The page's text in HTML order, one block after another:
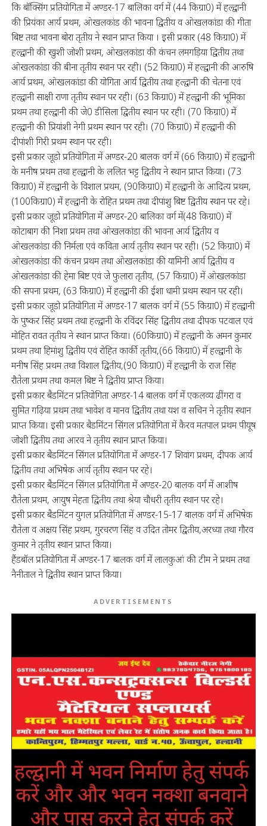
कि बॉक्सिंग प्रतियोगिता में अण्डर-17 बालिका वर्ग में (44 किग्रा0) में हल्द्वानी
की प्रियंका आर्य प्रथम, ओखलकांड की भावना द्वितीय व ओखलकांडा की गीता
बिष्ट तथा भावना बोरा तृतीय ने स्थान प्राप्त किया । इसी प्रकार (48 किग्रा0) में
हल्द्वानी की खुशी जोशी प्रथम, ओखलकांडा की कंचन लमगड़िया द्वितीय तथा
ओखलकांडा की बीना तृतीय स्थान पर रही। (52 किग्रा0) में हल्द्वानी की आरुषि
आर्य प्रथम, ओखलकांडा की योगिता आर्य द्वितीय तथा हल्द्वानी की चेतना एवं
हल्द्वानी साक्षी राणा तृतीय स्थान पर रही। (63 किग्रा0) में हल्द्वानी की भूमिका
प्रथम तथा हल्द्वानी की जे0 डीसिला द्वितीय स्थान पर रही। (70 किग्रा0) में
हल्द्वानी की प्रियांशी नेगी प्रथम स्थान पर रही। (70 किग्रा0) में हल्द्वानी की
दीपांशी गिरी प्रथम स्थान पर रही।
इसी प्रकार जूडो प्रतियोगिता में अण्डर-20 बालक वर्ग में (66 किग्रा0) में हल्द्वानी
के मनीष प्रथम तथा हल्द्वानी के ललित भट्ट द्वितीय ने स्थान प्राप्त किया। (73
किग्रा0) में हल्द्वानी के विशाल प्रथम, (90किग्रा0) में हल्द्वानी के आदित्य प्रथम,
(100किग्रा0) में हल्द्वानी के रोहित प्रथम तथा दीपांशु बिष्ट द्वितीय स्थान पर रहे।
इसी प्रकार जूडो प्रतियोगिता में अण्डर-20 बालिका वर्ग में(48 किग्रा0) में
कोटाबाग की निशा प्रथम तथा ओखलकांडा की भावना आर्य द्वितीय व
ओखलकांडा की निर्मला एवं कविता आर्य तृतीय स्थान पर रही। (52 किग्रा0) में
ओखलकांडा की कंचन प्रथम तथा ओखलकांडा की यामिनी आर्य द्वितीय व
ओखलकांडा की हेमा बिष्ट एवं जे फुलारा तृतीय, (57 किग्रा0) में ओखलकांडा
की सपना प्रथम, (63 किग्रा0) में हल्द्वानी की ईशा धामी प्रथम स्थान पर रही।
इसी प्रकार जूडो प्रतियोगिता में अण्डर-17 बालक वर्ग में (55 किग्रा0) में हल्द्वानी
के पुष्कर सिंह प्रथम तथा हल्द्वानी के रविंदर सिंह द्वितीय तथा दीपक पटवाल एवं
मोहित रावत तृतीय ने स्थान प्राप्त किया। (60किग्रा0) में हल्द्वानी के अमन कुमार
प्रथम तथा हिमांशु द्वितीय एवं रोहित कार्की तृतीय,(66 किग्रा0) में हल्द्वानी के
मनीष सिंह प्रथम तथा विशाल द्वितीय,(90 किग्रा0) में हल्द्वानी के राज सिंह
रौतेला प्रथम तथा कमल बिष्ट ने द्वितीय प्राप्त किया।
इसी प्रकार बैडमिंटन प्रतियोगिता अण्डर-14 बालक वर्ग में एकलव्य ढींगरा व
सुमित गढ़िया प्रथम तथा भावेश व मानव द्वितीय तथा यश व सचिन ने तृतीय स्थान
प्राप्त किया। इसी प्रकार बैडमिंटन सिंगल प्रतियोगिता में कैरव मतपाल प्रथम पीयूष
जोशी द्वितीय तथा आरव ने तृतीय स्थान प्राप्त किया।
इसी प्रकार बैडमिंटन सिंगल प्रतियोगिता में अण्डर-17 शिवांग प्रथम, दीपक आर्य
द्वितीय तथा अभिषेक आर्य तृतीय स्थान पर रहे।
इसी प्रकार बैडमिंटन सिंगल प्रतियोगिता में अण्डर-20 बालक वर्ग में आशीष
रौतेला प्रथम, आयुष मेहता द्वितीय तथा श्रेया चौधरी तृतीय स्थान पर रहे।
इसी प्रकार बैडमिंटन युगल प्रतियोगिता में अण्डर-15-17 बालक वर्ग में अभिषेक
रौतेला व अक्षय सिंह प्रथम, गुरचरण सिंह व उदित तोमर द्वितीय,अरध्या तथा गौरव
कुमार ने तृतीय स्थान प्राप्त किया।
हैंडबॉल प्रतियोगिता में अण्डर-17 बालक वर्ग में लालकुआं की टीम ने प्रथम तथा
नैनीताल ने द्वितीय स्थान प्राप्त किया।
ADVERTISEMENTS